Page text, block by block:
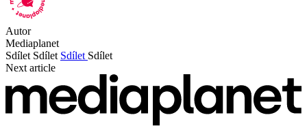
Autor
Mediaplanet
Sdílet Sdílet Sdílet Sdílet
Next article